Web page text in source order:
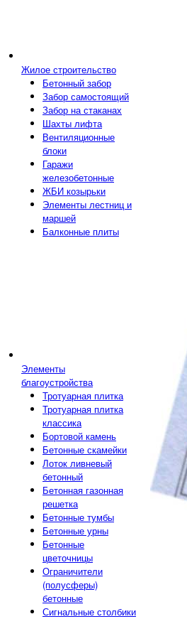
Жилое строительство
Бетонный забор
Забор самостоящий
Забор на стаканах
Шахты лифта
Вентиляционные
блоки
Гаражи
железобетонные
ЖБИ козырьки
Элементы лестниц и
маршей
Балконные плиты
Элементы
благоустройства
Тротуарная плитка
Тротуарная плитка
классика
Бортовой камень
Бетонные скамейки
Лоток ливневый
бетонный
Бетонная газонная
решетка
Бетонные тумбы
Бетонные урны
Бетонные
цветочницы
Ограничители
(полусферы)
бетонные
Сигнальные столбики